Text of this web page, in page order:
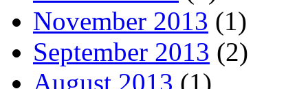
November 2013 (1)
September 2013 (2)
August 2013 (1)